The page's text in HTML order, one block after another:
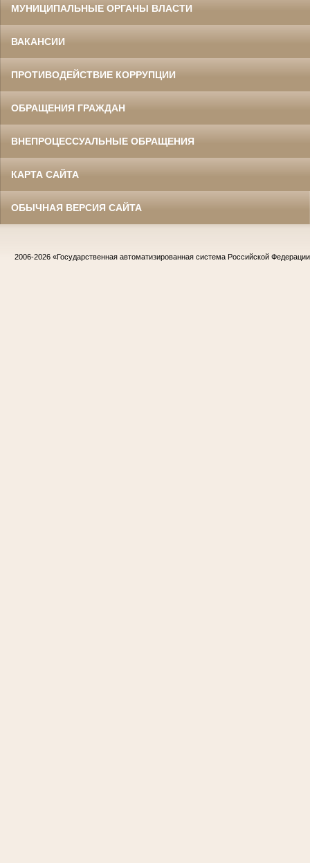
МУНИЦИПАЛЬНЫЕ ОРГАНЫ ВЛАСТИ
ВАКАНСИИ
ПРОТИВОДЕЙСТВИЕ КОРРУПЦИИ
ОБРАЩЕНИЯ ГРАЖДАН
ВНЕПРОЦЕССУАЛЬНЫЕ ОБРАЩЕНИЯ
КАРТА САЙТА
ОБЫЧНАЯ ВЕРСИЯ САЙТА
2006-2026 «Государственная автоматизированная система Российской